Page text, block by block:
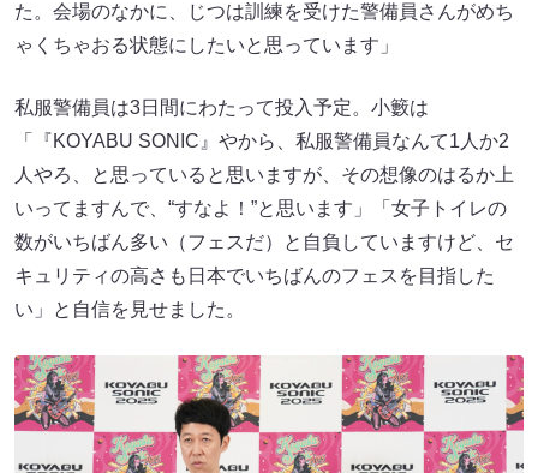
た。会場のなかに、じつは訓練を受けた警備員さんがめち
ゃくちゃおる状態にしたいと思っています」
私服警備員は3日間にわたって投入予定。小籔は
「『KOYABU SONIC』やから、私服警備員なんて1人か2
人やろ、と思っていると思いますが、その想像のはるか上
いってますんで、“すなよ！”と思います」「女子トイレの
数がいちばん多い（フェスだ）と自負していますけど、セ
キュリティの高さも日本でいちばんのフェスを目指した
い」と自信を見せました。